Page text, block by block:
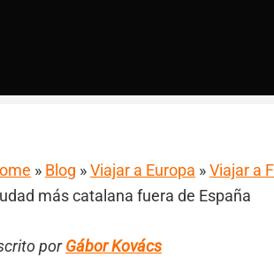
» Blog »Viajar a Europa »Viajar a
más catalana fuera de España
porGábor Kovács